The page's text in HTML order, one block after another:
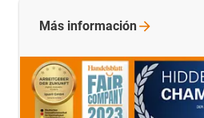
Más información